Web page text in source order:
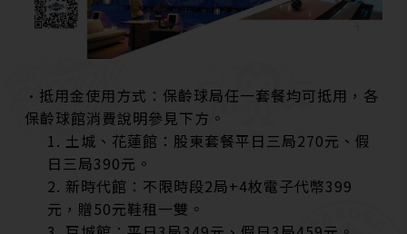
•抵用金使用方式：保齡球局任一套餐均可抵用，各
保齡球館消費說明參見下方。
1. 土城、花蓮館：股東套餐平日三局270元、假
日三局390元。
2. 新時代館：不限時段2局+4枚電子代幣399
元，贈50元鞋租一雙。